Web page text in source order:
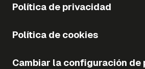
Política de privacidad
Política de cookies
Cambiar la configuración de